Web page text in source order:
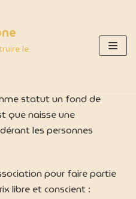
le
statut un fond de
que naisse une
les personnes
pour faire partie
libre et conscient :